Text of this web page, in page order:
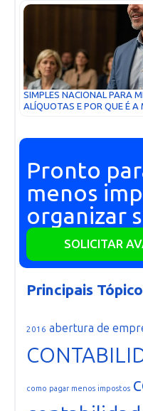
SIMPLES NACIONAL PARA
ALÍQUOTAS E POR QUE É A
Pronto
menos
organizar
SOLICITAR
Principais
2016 abertura de
como pagar menos impostos